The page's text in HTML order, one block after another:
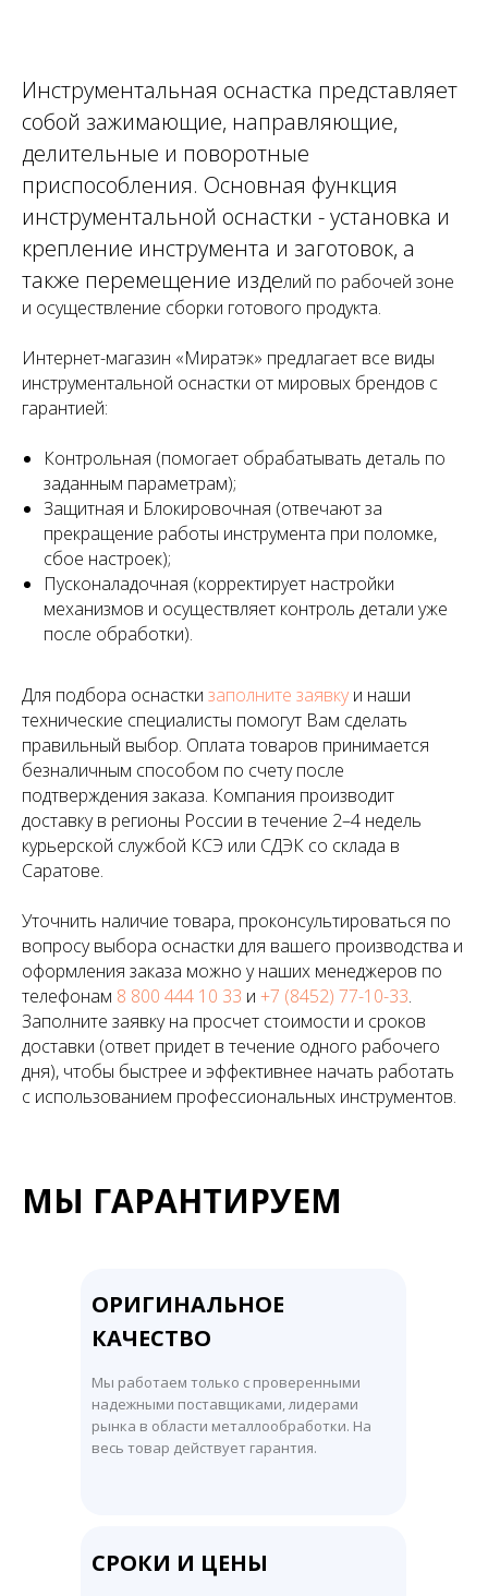
Инструментальная оснастка представляет
собой зажимающие, направляющие,
делительные и поворотные
приспособления. Основная функция
инструментальной оснастки - установка и
крепление инструмента и заготовок, а
также перемещение изделий по рабочей зоне
и осуществление сборки готового продукта.
Интернет-магазин «Миратэк» предлагает все виды
инструментальной оснастки от мировых брендов с
гарантией:
Контрольная (помогает обрабатывать деталь по
заданным параметрам);
Защитная и Блокировочная (отвечают за
прекращение работы инструмента при поломке,
сбое настроек);
Пусконаладочная (корректирует настройки
механизмов и осуществляет контроль детали уже
после обработки).
Для подбора оснастки заполните заявкуи наши
технические специалисты помогут Вам сделать
правильный выбор. Оплата товаров принимается
безналичным способом по счету после
подтверждения заказа. Компания производит
доставку в регионы России в течение 2–4 недель
курьерской службой КСЭ или СДЭК со склада в
Саратове.
Уточнить наличие товара, проконсультироваться по
вопросу выбора оснастки для вашего производства и
оформления заказа можно у наших менеджеров по
телефонам 8 800 444 10 33 и +7 (8452) 77-10-33.
Заполните заявку на просчет стоимости и сроков
доставки (ответ придет в течение одного рабочего
дня), чтобы быстрее и эффективнее начать работать
с использованием профессиональных инструментов.
МЫ ГАРАНТИРУЕМ
ОРИГИНАЛЬНОЕ
КАЧЕСТВО
Мы работаем только с проверенными
надежными поставщиками, лидерами
рынка в области металлообработки. На
весь товар действует гарантия.
СРОКИ И ЦЕНЫ